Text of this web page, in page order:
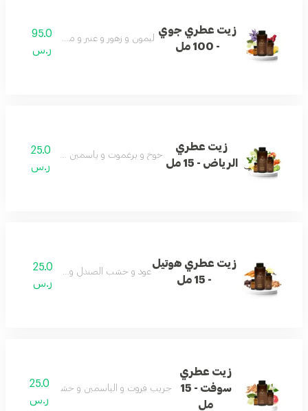
زيت عطري جوي
- 100 مل
ليمون و زهور و عنبر و مسك و باتشولي
95.0
ر.س
زيت عطري
الرياض - 15 مل
خوخ و برغموت و ياسمين و فانيلا و مسك و
25.0
ر.س
زيت عطري هوتيل
- 15 مل
عود و خشب الصندل و فانيلا و جزر
25.0
ر.س
زيت عطري
سوفت - 15
مل
جريب فروت و الياسمين و خشب الصندل و
25.0
ر.س